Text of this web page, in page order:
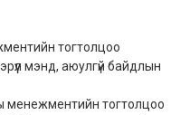
тогтолцоо
мэнд, аюулгүй байдлын
менежментийн тогтолцоо